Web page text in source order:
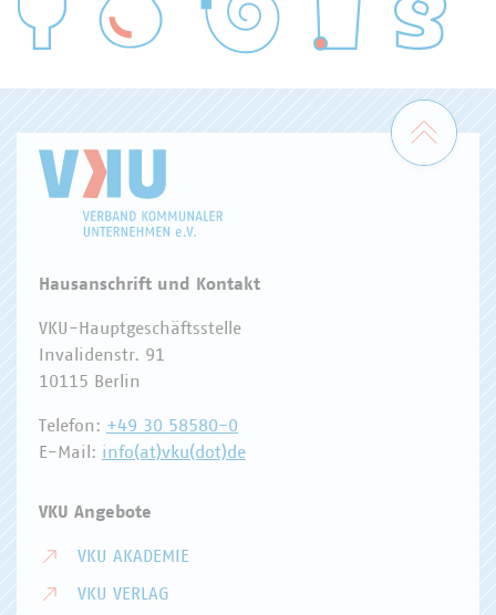
WASSER/ABWASSER
Zum
Hausanschrift und Kontakt
VKU-Hauptgeschäftsstelle
Invalidenstr. 91
10115 Berlin
Telefon: +49 30 58580-0
E-Mail: info(at)vku(dot)de
VKU Angebote
VKU AKADEMIE
VKU VERLAG